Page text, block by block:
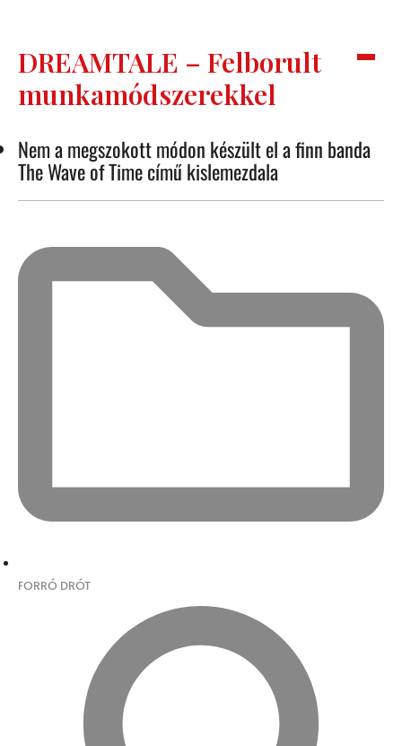
DREAMTALE – Felborult
munkamódszerekkel
Nem a megszokott módon készült el a finn banda
The Wave of Time című kislemezdala
FORRÓ DRÓT